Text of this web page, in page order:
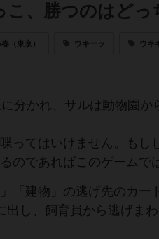
、勝つのはどっ
（東京） ウキーッ ウキ
分かれ、サルは動物園
ってはいけません。もし
のであればこのゲームで
「建物」の逃げ先のカー
出し、飼育員から逃げま